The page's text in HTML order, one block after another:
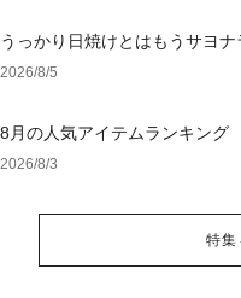
うっかり日焼けとはもうサヨ
ェア
2026/8/5
8月の人気アイテムランキング
2026/8/3
特集